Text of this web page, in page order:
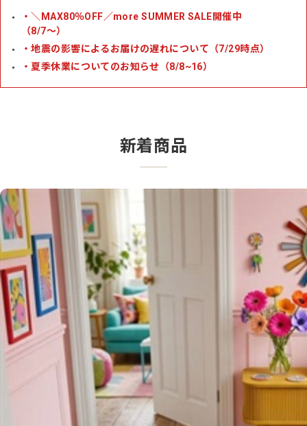
・＼MAX80％OFF／more SUMMER SALE開催中
（8/7〜）
・地震の影響によるお届けの遅れについて（7/29時点）
・夏季休業についてのお知らせ（8/8~16）
新着商品